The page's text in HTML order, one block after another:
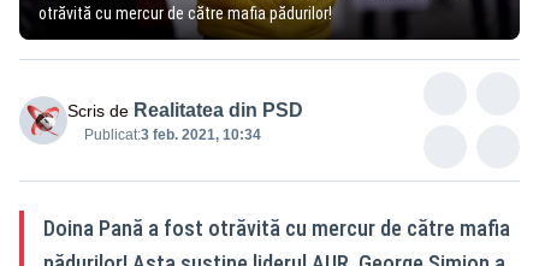
otrăvită cu mercur de către mafia pădurilor!
Scris de Realitatea din PSD
Publicat:3 feb. 2021, 10:34
Doina Pană a fost otrăvită cu mercur de către mafia